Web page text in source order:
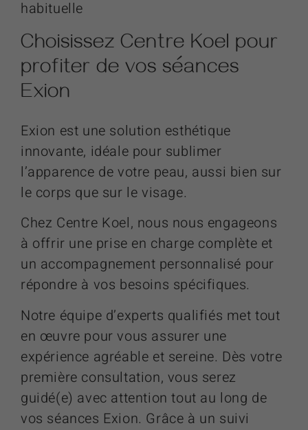
habituelle
Choisissez Centre Koel pour
profiter de vos séances
Exion
Exion est une solution esthétique
innovante, idéale pour sublimer
l’apparence de votre peau, aussi bien sur
le corps que sur le visage.
Chez Centre Koel, nous nous engageons
à offrir une prise en charge complète et
un accompagnement personnalisé pour
répondre à vos besoins spécifiques.
Notre équipe d’experts qualifiés met tout
en œuvre pour vous assurer une
expérience agréable et sereine. Dès votre
première consultation, vous serez
guidé(e) avec attention tout au long de
vos séances Exion. Grâce à un suivi